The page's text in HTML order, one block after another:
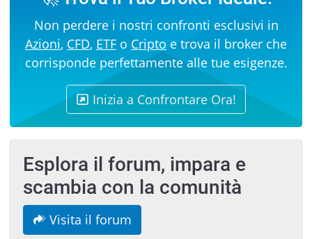
Non perdere i nostri confronti esclusivi in
Azioni, CFD, ETF o Cripto e trova il broker che
corrisponde perfettamente alle tue esigenze.
Inizia a Confrontare Ora!
Esplora il forum, impara e
scambia con la comunità
Visita il forum